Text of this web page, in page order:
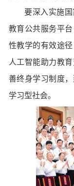
要深入实施国
教育公共服务平
性教学的有效途
人工智能助力教
善终身学习制度
学习型社会。